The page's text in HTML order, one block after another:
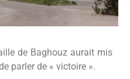
de Baghouz aurait mis
parler de « victoire ».